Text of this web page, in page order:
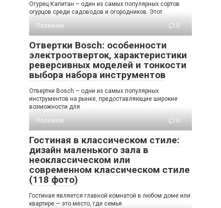
Огурец Капитан – один из самых популярных сортов
огурцов среди садоводов и огородников. Этот
Полезное
0
Отвертки Bosch: особенности
электроотверток, характеристики
реверсивных моделей и тонкости
выбора набора инструментов
Отвертки Bosch – одни из самых популярных
инструментов на рынке, предоставляющие широкие
возможности для
Полезное
0
Гостиная в классическом стиле:
дизайн маленького зала в
неоклассическом или
современном классическом стиле
(118 фото)
Гостиная является главной комнатой в любом доме или
квартире — это место, где семья